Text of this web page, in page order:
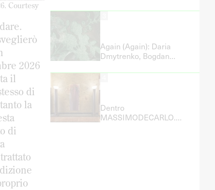
Courtesy
2026
il
di
la
di
Again (Again): Daria
Dmytrenko, Bogdan
in mostra alla Giudecca
Dentro
MASSIMODECARLO.